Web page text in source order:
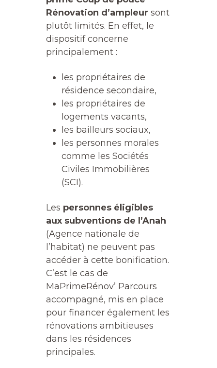
Rénovation d’ampleur sont
plutôt limités. En effet, le
dispositif concerne
principalement :
les propriétaires de
résidence secondaire,
les propriétaires de
logements vacants,
les bailleurs sociaux,
les personnes morales
comme les Sociétés
Civiles Immobilières
(SCI).
Les personnes éligibles
aux subventions de l’Anah
(Agence nationale de
l’habitat) ne peuvent pas
accéder à cette bonification.
C’est le cas de
MaPrimeRénov’ Parcours
accompagné, mis en place
pour financer également les
rénovations ambitieuses
dans les résidences
principales.